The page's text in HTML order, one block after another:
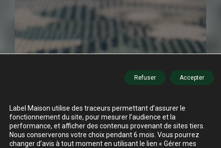
Label Maison utilise des traceurs permettant d’assurer le
fonctionnement du site, pour mesurer l’audience et la
performance, et afficher des contenus provenant de sites tiers.
Nous conserverons votre choix pendant 6 mois. Vous pourrez
changer d’avis à tout moment en utilisant le lien « Gérer mes
Accepter
Refuser